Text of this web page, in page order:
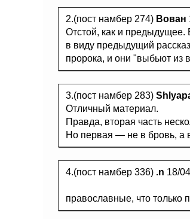
2.(пост намбер 274) Вован
Отстой, как и
в виду предыдущий
пророка, и они "выбьют из
3.(пост намбер 283)
Отличный материал.
Правда, вторая часть
Но первая — не в бровь, а
4.(пост намбер 336) .n 18/
православные, что только